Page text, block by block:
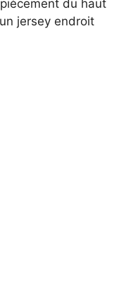
du haut
jersey endroit